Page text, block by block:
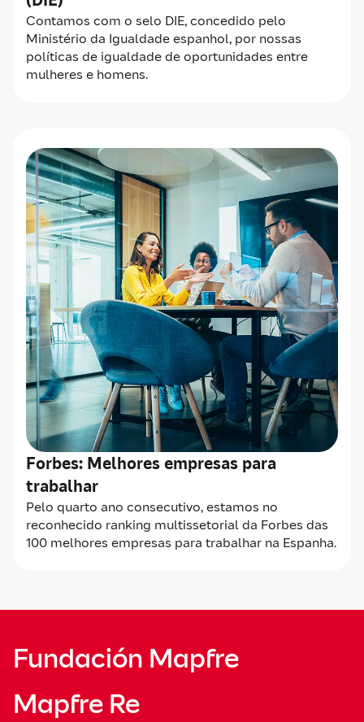
Contamos com o selo DIE, concedido pelo
Ministério da Igualdade espanhol, por nossas
políticas de igualdade de oportunidades entre
mulheres e homens.
Forbes: Melhores empresas para
trabalhar
Pelo quarto ano consecutivo, estamos no
reconhecido ranking multissetorial da Forbes das
100 melhores empresas para trabalhar na Espanha.
Fundación Mapfre
Mapfre Re